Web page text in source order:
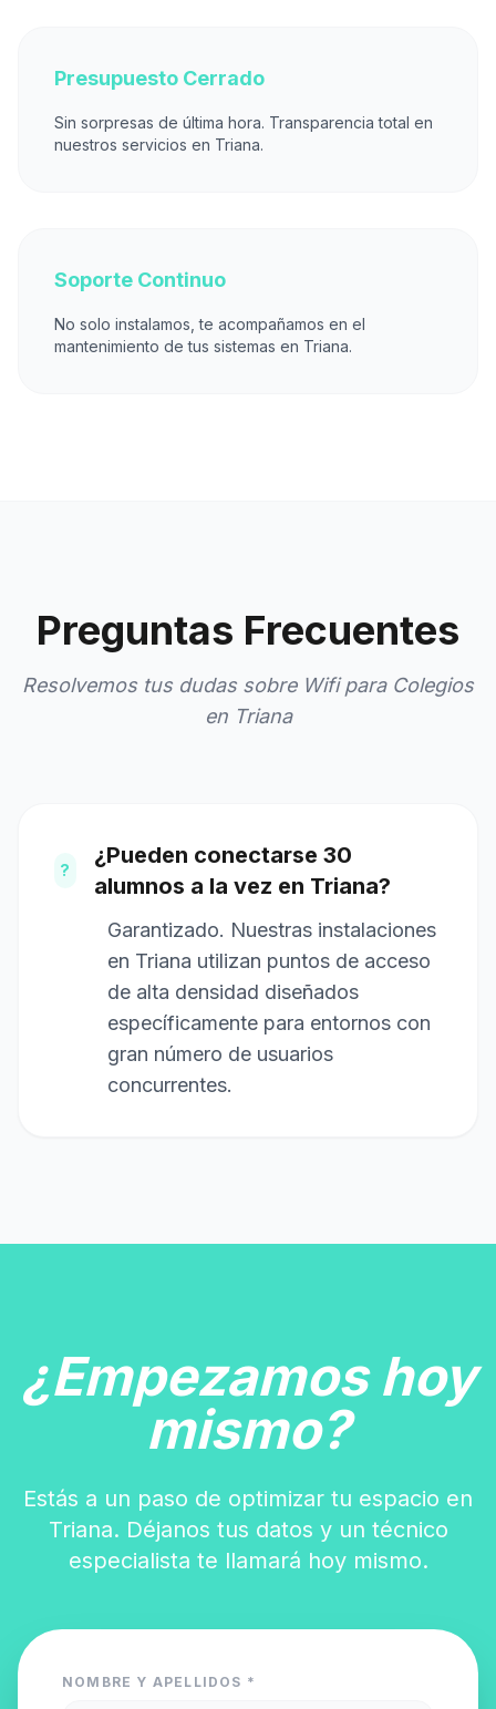
Presupuesto Cerrado
Sin sorpresas de última hora. Transparencia total en
nuestros servicios en Triana.
Soporte Continuo
No solo instalamos, te acompañamos en el
mantenimiento de tus sistemas en Triana.
Preguntas Frecuentes
Resolvemos tus dudas sobre Wifi para Colegios
en Triana
?
¿Pueden conectarse 30
alumnos a la vez en Triana?
Garantizado. Nuestras instalaciones
en Triana utilizan puntos de acceso
de alta densidad diseñados
específicamente para entornos con
gran número de usuarios
concurrentes.
¿Empezamos hoy
mismo?
Estás a un paso de optimizar tu espacio en
Triana. Déjanos tus datos y un técnico
especialista te llamará hoy mismo.
NOMBRE Y APELLIDOS *